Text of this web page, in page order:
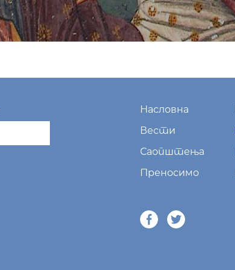
Насловна
Вести
Саопштења
Преносимо